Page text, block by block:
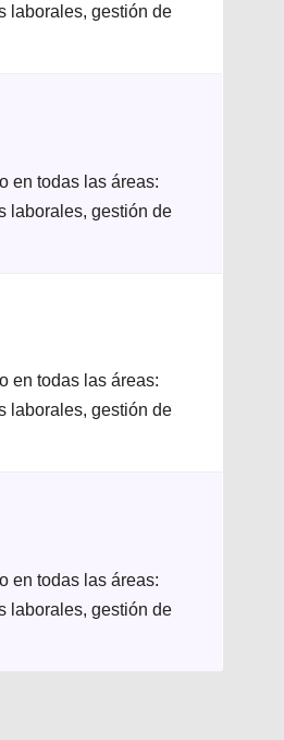
laborales, gestión de
en todas las áreas:
laborales, gestión de
en todas las áreas:
laborales, gestión de
en todas las áreas:
laborales, gestión de